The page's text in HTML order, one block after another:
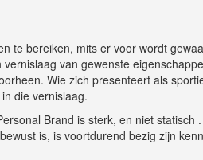
te bereiken, mits er voor wordt
van gewenste
Wie zich presenteert als
die vernislaag.
Brand is sterk, en niet statisch
is, is voortdurend bezig zijn